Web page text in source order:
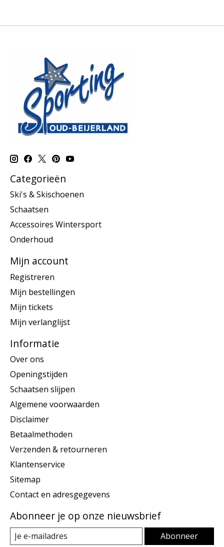
Categorieën
Ski's & Skischoenen
Schaatsen
Accessoires Wintersport
Onderhoud
Mijn account
Registreren
Mijn bestellingen
Mijn tickets
Mijn verlanglijst
Informatie
Over ons
Openingstijden
Schaatsen slijpen
Algemene voorwaarden
Disclaimer
Betaalmethoden
Verzenden & retourneren
Klantenservice
Sitemap
Contact en adresgegevens
Abonneer je op onze nieuwsbrief
Abonneer